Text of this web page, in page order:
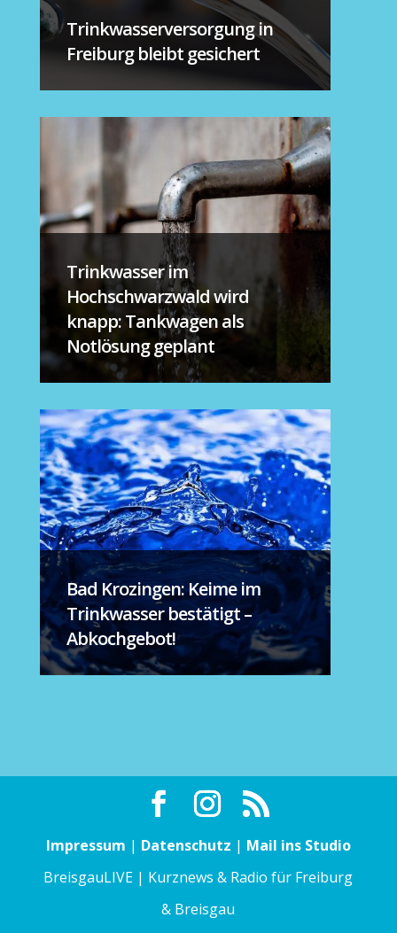
Trinkwasserversorgung in
Freiburg bleibt gesichert
Trinkwasser im
Hochschwarzwald wird
knapp: Tankwagen als
Notlösung geplant
Bad Krozingen: Keime im
Trinkwasser bestätigt –
Abkochgebot!
Impressum | Datenschutz | Mail ins Studio
BreisgauLIVE | Kurznews & Radio für Freiburg
& Breisgau